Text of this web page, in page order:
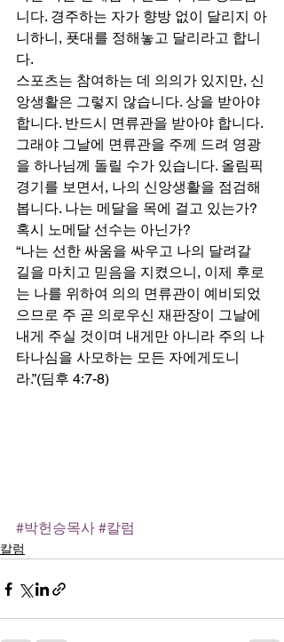
니다. 경주하는 자가 향방 없이 달리지 아
니하니, 푯대를 정해놓고 달리라고 합니
다.
스포츠는 참여하는 데 의의가 있지만, 신
앙생활은 그렇지 않습니다. 상을 받아야
합니다. 반드시 면류관을 받아야 합니다.
그래야 그날에 면류관을 주께 드려 영광
을 하나님께 돌릴 수가 있습니다. 올림픽
경기를 보면서, 나의 신앙생활을 점검해
봅니다. 나는 메달을 목에 걸고 있는가?
혹시 노메달 선수는 아닌가?
“나는 선한 싸움을 싸우고 나의 달려갈
길을 마치고 믿음을 지켰으니, 이제 후로
는 나를 위하여 의의 면류관이 예비되었
으므로 주 곧 의로우신 재판장이 그날에
내게 주실 것이며 내게만 아니라 주의 나
타나심을 사모하는 모든 자에게도니
라.”(딤후 4:7-8)
#박헌승목사 #칼럼
칼럼